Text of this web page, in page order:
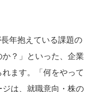
年抱えている課題の
？」といった、企業
ます。「何をやって
は、就職意向・株の